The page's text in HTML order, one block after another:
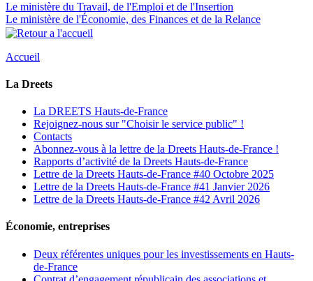
Le ministère du Travail, de l'Emploi et de l'Insertion
Le ministère de l'Économie, des Finances et de la Relance
Accueil
La Dreets
La DREETS Hauts-de-France
Rejoignez-nous sur "Choisir le service public" !
Contacts
Abonnez-vous à la lettre de la Dreets Hauts-de-France !
Rapports d’activité de la Dreets Hauts-de-France
Lettre de la Dreets Hauts-de-France #40 Octobre 2025
Lettre de la Dreets Hauts-de-France #41 Janvier 2026
Lettre de la Dreets Hauts-de-France #42 Avril 2026
Économie, entreprises
Deux référentes uniques pour les investissements en Hauts-
de-France